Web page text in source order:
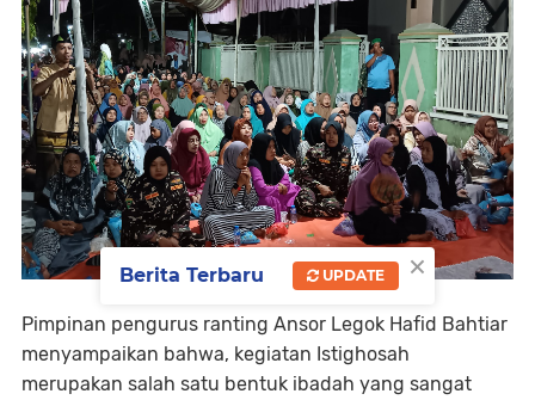
Pimpinan pengurus ranting Ansor Legok Hafid Bahtiar
menyampaikan bahwa, kegiatan Istighosah
merupakan salah satu bentuk ibadah yang sangat
×
Berita Terbaru UPDATE